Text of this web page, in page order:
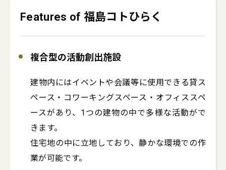
Features of 福島コトひらく
複合型の活動創出施設
建物内にはイベントや会議等に使用できる貸ス
ペース・コワーキングスペース・オフィススペ
ースがあり、1つの建物の中で多様な活動がで
きます。
住宅地の中に立地しており、静かな環境での作